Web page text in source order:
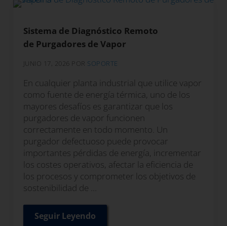
Sistema de Diagnóstico Remoto
de Purgadores de Vapor
JUNIO 17, 2026 POR SOPORTE
En cualquier planta industrial que utilice vapor
como fuente de energía térmica, uno de los
mayores desafíos es garantizar que los
purgadores de vapor funcionen
correctamente en todo momento. Un
purgador defectuoso puede provocar
importantes pérdidas de energía, incrementar
los costes operativos, afectar la eficiencia de
los procesos y comprometer los objetivos de
sostenibilidad de …
Seguir LeyendoSistema de Diagnóstico Remoto de